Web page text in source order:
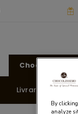
Chocolissimo
Livrare rapida 🚚
By
analyze